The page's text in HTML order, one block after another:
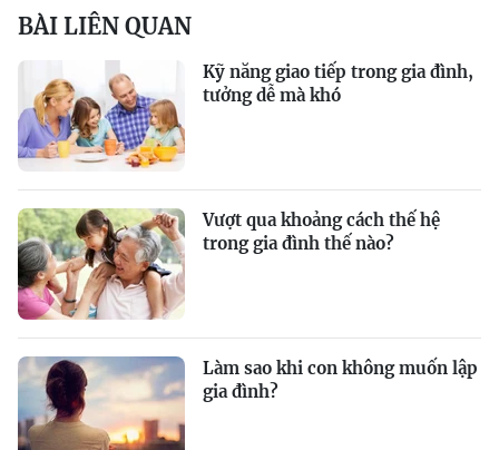
BÀI LIÊN QUAN
Kỹ năng giao tiếp trong gia đình,
tưởng dễ mà khó
Vượt qua khoảng cách thế hệ
trong gia đình thế nào?
Làm sao khi con không muốn lập
gia đình?